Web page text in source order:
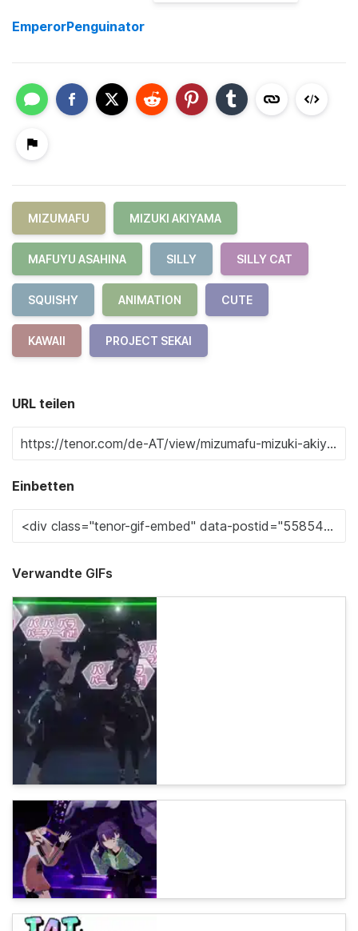
EmperorPenguinator
MIZUMAFU MIZUKI AKIYAMA
MAFUYU ASAHINA SILLY SILLY CAT
SQUISHY ANIMATION CUTE
KAWAII PROJECT SEKAI
URL teilen
Einbetten
Verwandte GIFs